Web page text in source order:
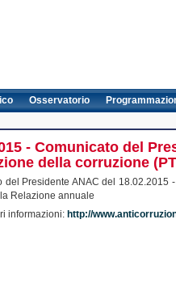
Osservatorio
- Comunicato del
della corruzione
del Presidente ANAC del
Relazione annuale
informazioni: http://